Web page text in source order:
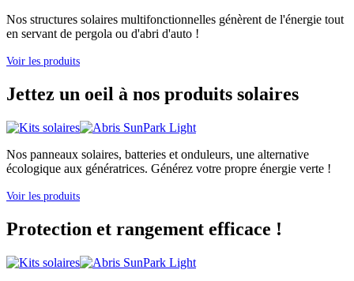
Nos structures solaires multifonctionnelles génèrent de l'énergie tout
en servant de pergola ou d'abri d'auto !
Voir les produits
Jettez un oeil à nos produits solaires
Nos panneaux solaires, batteries et onduleurs, une alternative
écologique aux génératrices. Générez votre propre énergie verte !
Voir les produits
Protection et rangement efficace !